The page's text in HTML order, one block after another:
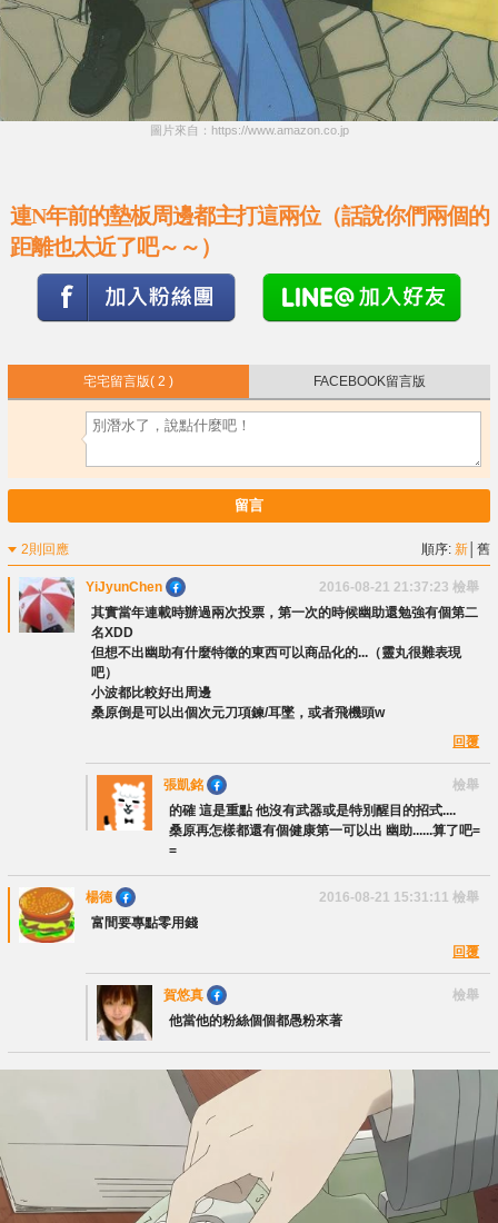
圖片來自：https://www.amazon.co.jp
連N年前的墊板周邊都主打這兩位（話說你們兩個的
距離也太近了吧～～）
宅宅留言版( 2 ) FACEBOOK留言版
留言
2則回應 順序:新 │舊
YiJyunChen 2016-08-21 21:37:23 檢舉
其實當年連載時辦過兩次投票，第一次的時候幽助還勉強有個第二
名XDD
但想不出幽助有什麼特徵的東西可以商品化的...（靈丸很難表現
吧）
小波都比較好出周邊
桑原倒是可以出個次元刀項鍊/耳墜，或者飛機頭w
回覆
張凱銘
檢舉
的確 這是重點 他沒有武器或是特別醒目的招式....
桑原再怎樣都還有個健康第一可以出 幽助......算了吧=
=
楊德 2016-08-21 15:31:11 檢舉
富間要專點零用錢
回覆
賀悠真
檢舉
他當他的粉絲個個都愚粉來著